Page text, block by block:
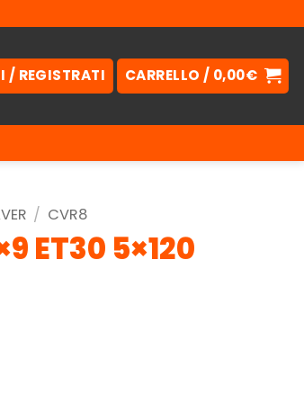
/ REGISTRATI CARRELLO / 0,00€
/ CVR8
ET30 5×120